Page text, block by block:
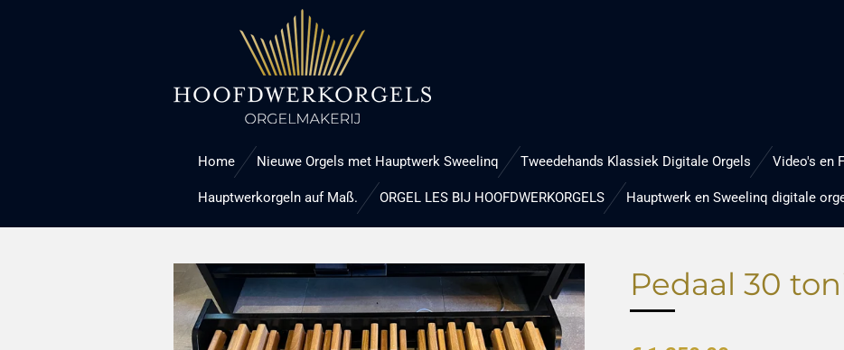
Home Nieuwe Orgels met Hauptwerk Sweelinq Tweedehands Klassiek Digitale Orgels Video's en
Hauptwerkorgeln auf Maß. ORGEL LES BIJ HOOFDWERKORGELS Hauptwerk en Sweelinq digitale
Pedaal 30